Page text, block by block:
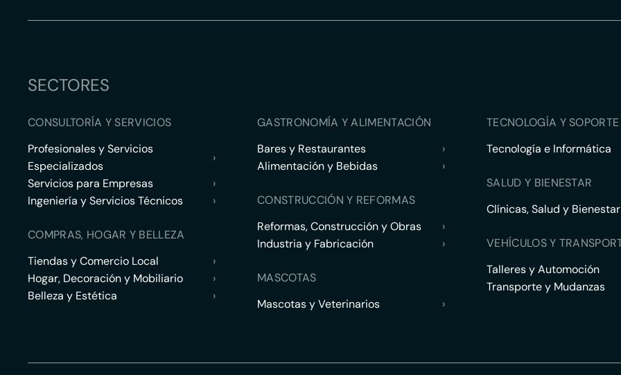
SECTORES
CONSULTORÍA Y SERVICIOS
Profesionales y Servicios
Especializados
›
Servicios para Empresas
›
Ingeniería y Servicios Técnicos
›
COMPRAS, HOGAR Y BELLEZA
Tiendas y Comercio Local
›
Hogar, Decoración y Mobiliario
›
Belleza y Estética
›
GASTRONOMÍA Y ALIMENTACIÓN
Bares y Restaurantes
›
Alimentación y Bebidas
›
CONSTRUCCIÓN Y REFORMAS
Reformas, Construcción y Obras
›
Industria y Fabricación
›
MASCOTAS
Mascotas y Veterinarios
›
TECNOLOGÍA Y
Tecnología e Informática
SALUD Y BIENESTAR
Clínicas, Salud y Bienestar
VEHÍCULOS Y
Talleres y Automoción
Transporte y Mudanzas